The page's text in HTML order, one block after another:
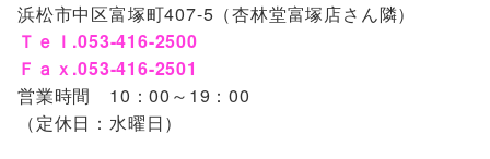
浜松市中区富塚町407-5（杏林堂富塚店さん隣）
Ｔｅｌ.053-416-2500
Ｆａｘ.053-416-2501
営業時間 10：00～19：00
（定休日：水曜日）